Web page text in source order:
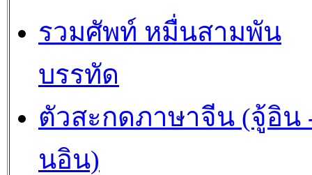
รวมศัพท์ หมื่นสามพัน
บรรทัด
ตัวสะกดภาษาจีน (จู้อิน
นอิน)